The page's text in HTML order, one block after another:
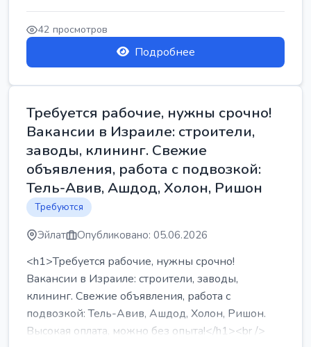
...
42 просмотров
Подробнее
Требуется рабочие, нужны срочно!
Вакансии в Израиле: строители,
заводы, клининг. Свежие
объявления, работа с подвозкой:
Тель-Авив, Ашдод, Холон, Ришон
Требуются
Эйлат Опубликовано: 05.06.2026
<h1>Требуется рабочие, нужны срочно!
Вакансии в Израиле: строители, заводы,
клининг. Свежие объявления, работа с
подвозкой: Тель-Авив, Ашдод, Холон, Ришон.
Высокая оплата, можно без опыта!</h1><br />